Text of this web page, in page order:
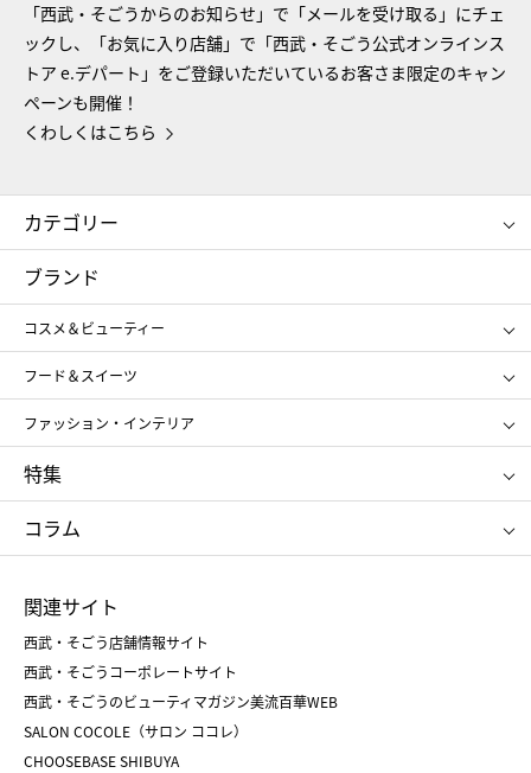
「西武・そごうからのお知らせ」で「メールを受け取る」にチェ
ックし、「お気に入り店舗」で「西武・そごう公式オンラインス
トア e.デパート」をご登録いただいているお客さま限定のキャン
ペーンも開催！
くわしくはこちら
カテゴリー
コスメ＆ビューティー
ギフト
レディース
メンズ
スポーツ・アウトドア
お中元
お歳暮
ブランド
コスメ＆ビューティー
SHISEIDO
ポール&ジョー ボーテ
ジルスチュアート
NARS
RMK
クリニーク
SK-Ⅱ
フード＆スイーツ
アンリ・シャルパンティエ
ゴディバ
新宿高野
たねや
ねんりん家
ファッション・インテリア
ポロ ラルフ ローレン
タケオ キクチ
ママ＆キッズ
シュタイフ
特集
お中元
ひな人形
五月人形
父の日
クリスマスケーキ
ホワイトデー
コラム
菓子折り
和菓子
人気のギフト
バレンタイン
ホワイトデー
おせち
関連サイト
西武・そごう店舗情報サイト
西武・そごうコーポレートサイト
西武・そごうのビューティマガジン美流百華WEB
SALON COCOLE（サロン ココレ）
CHOOSEBASE SHIBUYA